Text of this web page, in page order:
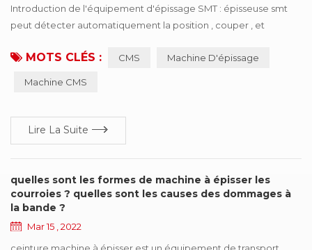
Introduction de l'équipement d'épissage SMT : épisseuse smt
peut détecter automatiquement la position , couper , et
bande . la machine de raccordement SMT est facile à utiliser ,
MOTS CLÉS : CMS Machine D'épissage
Machine CMS
Lire La Suite
quelles sont les formes de machine à épisser les
courroies ? quelles sont les causes des dommages à
la bande ?
Mar 15 , 2022
ceinture machine à épisser est un équipement de transport